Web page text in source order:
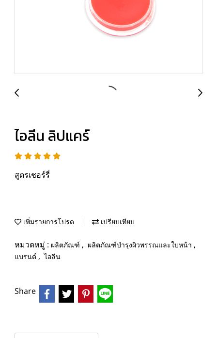
ไอลีน ลิปแคร์
สูตรเชอร์รี่
เพิ่มรายการโปรด เปรียบเทียบ
หมวดหมู่ : ผลิตภัณฑ์ , ผลิตภัณฑ์บำรุงผิวพรรณและใบหน้า ,
แบรนด์ , ไอลีน
Share